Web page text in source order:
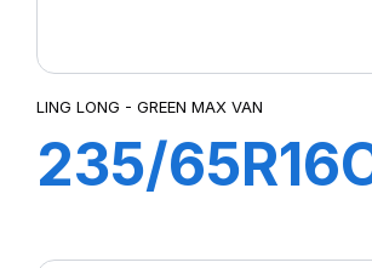
LING LONG - GREEN MAX VAN
235/